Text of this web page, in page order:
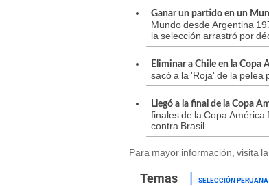
Ganar un partido en un
Mundo desde Argentina
la selección arrastró por
Eliminar a Chile en la Copa
sacó a la 'Roja' de la pelea
Llegó a la final de la Copa
finales de la Copa
contra Brasil.
Para mayor información, visita
SELECCIÓN PERUANA